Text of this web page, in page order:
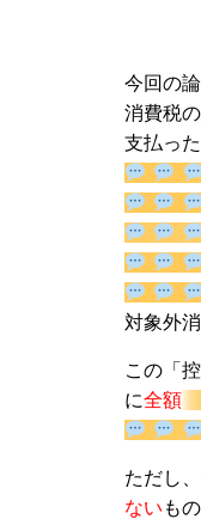
今回の
消費税
支払っ
され、
この「
に全額
ただし
ない も